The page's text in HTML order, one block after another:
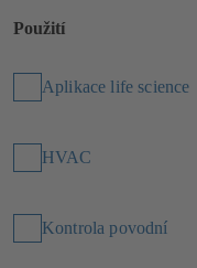
Použití
Aplikace life science
HVAC
Kontrola povodní